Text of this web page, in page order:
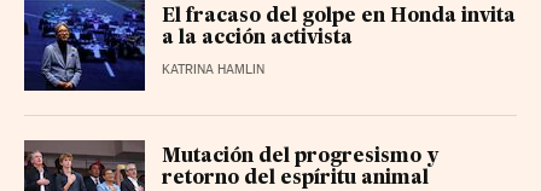
El fracaso del golpe en Honda invita
a la acción activista
KATRINA HAMLIN
Mutación del progresismo y
retorno del espíritu animal